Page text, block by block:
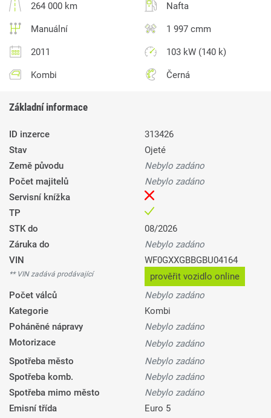
264 000 km Nafta
Manuální 1 997 cmm
2011 103 kW (140 k)
Kombi Černá
Základní informace
ID inzerce
313426
Stav
Ojeté
Země původu
Nebylo zadáno
Počet majitelů
Nebylo zadáno
Servisní knížka
TP
STK do
08/2026
Záruka do
Nebylo zadáno
VIN
** VIN zadává prodávající
WF0GXXGBBGBU04164
prověřit vozidlo online
Počet válců
Nebylo zadáno
Kategorie
Kombi
Poháněné nápravy
Nebylo zadáno
Motorizace
Nebylo zadáno
Spotřeba město
Nebylo zadáno
Spotřeba komb.
Nebylo zadáno
Spotřeba mimo město
Nebylo zadáno
Emisní třída
Euro 5